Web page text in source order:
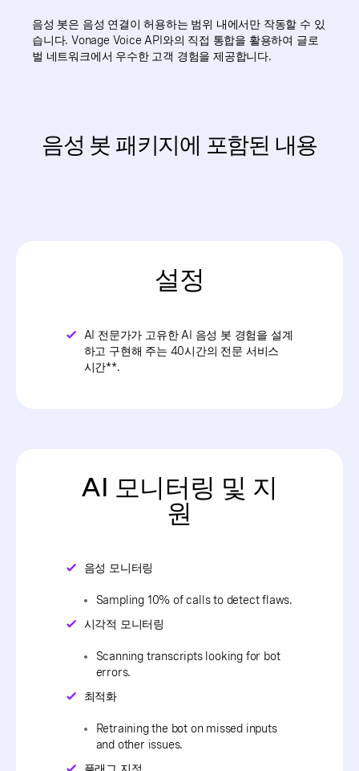
음성 봇은 음성 연결이 허용하는 범위 내에서만 작동할 수 있
습니다. Vonage Voice API와의 직접 통합을 활용하여 글로
벌 네트워크에서 우수한 고객 경험을 제공합니다.
음성 봇 패키지에 포함된 내용
설정
AI 전문가가 고유한 AI 음성 봇 경험을 설계
하고 구현해 주는 40시간의 전문 서비스
시간**.
AI 모니터링 및 지
원
음성 모니터링
Sampling 10% of calls to detect flaws.
시각적 모니터링
Scanning transcripts looking for bot
errors.
최적화
Retraining the bot on missed inputs
and other issues.